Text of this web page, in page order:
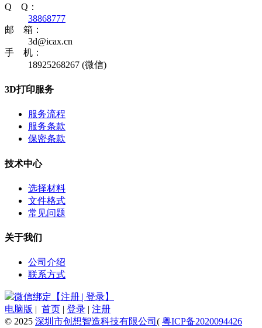
Q Q：
38868777
邮 箱：
3d@icax.cn
手 机：
18925268267 (微信)
3D打印服务
服务流程
服务条款
保密条款
技术中心
选择材料
文件格式
常见问题
关于我们
公司介绍
联系方式
微信绑定【注册 | 登录】
电脑版
首页 登录
注册
© 2025 深圳市创想智造科技有限公司 ( 粤ICP备2020094426